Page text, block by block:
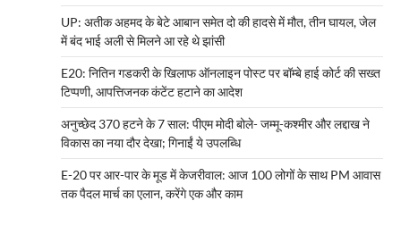
UP: अतीक अहमद के बेटे आबान समेत दो की हादसे में मौत, तीन घायल, जेल
में बंद भाई अली से मिलने आ रहे थे झांसी
E20: नितिन गडकरी के खिलाफ ऑनलाइन पोस्ट पर बॉम्बे हाई कोर्ट की सख्त
टिप्पणी, आपत्तिजनक कंटेंट हटाने का आदेश
अनुच्छेद 370 हटने के 7 साल: पीएम मोदी बोले- जम्मू-कश्मीर और लद्दाख ने
विकास का नया दौर देखा; गिनाईं ये उपलब्धि
E-20 पर आर-पार के मूड में केजरीवाल: आज 100 लोगों के साथ PM आवास
तक पैदल मार्च का एलान, करेंगे एक और काम